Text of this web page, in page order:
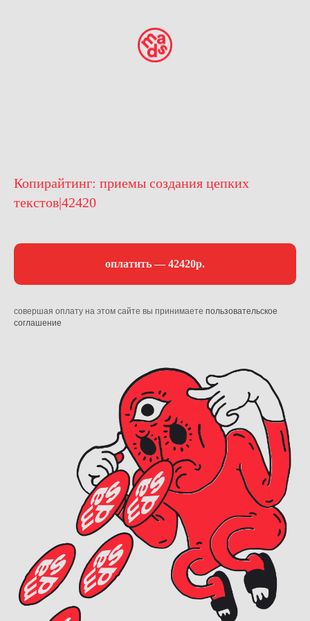
Копирайтинг: приемы создания цепких
текстов|42420
оплатить — 42420р.
совершая оплату на этом сайте вы принимаете пользовательское
соглашение